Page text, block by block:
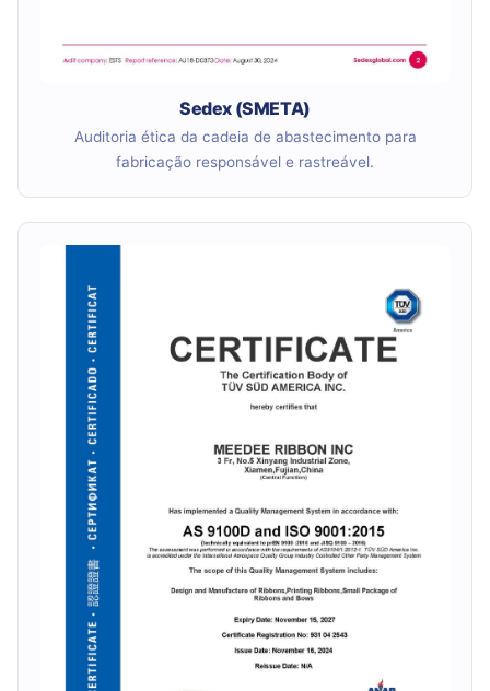
Sedex (SMETA)
Auditoria ética da cadeia de abastecimento para
fabricação responsável e rastreável.